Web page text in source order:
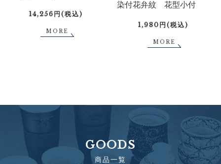
14,256円(税込)
MORE
染付花弁紋 花型小付
1,980円(税込)
MORE
GOODS
商品一覧